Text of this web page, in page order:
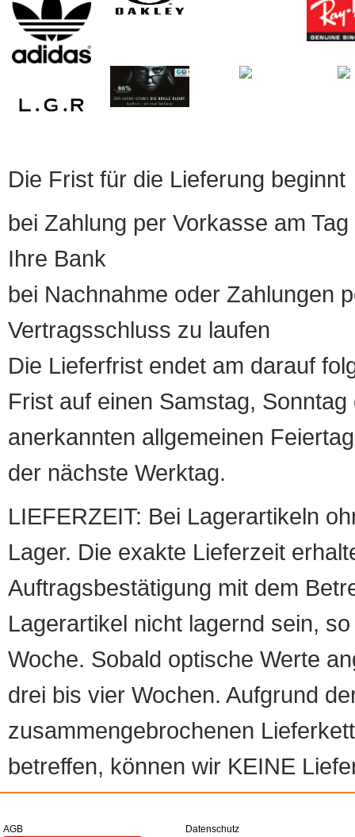
Die Frist für die Lieferung beginnt
bei Zahlung per Vorkasse am
Ihre Bank
bei Nachnahme oder Zahlungen
Vertragsschluss zu laufen
Die Lieferfrist endet am darauf
Frist auf einen Samstag,
anerkannten allgemeinen
der nächste Werktag.
LIEFERZEIT: Bei Lagerartikeln
Lager. Die exakte Lieferzeit
Auftragsbestätigung mit dem
Lagerartikel nicht lagernd sein,
Woche. Sobald optische Werte
drei bis vier Wochen. Aufgrund
zusammengebrochenen
betreffen, können wir KEINE
AGB
Datenschutz